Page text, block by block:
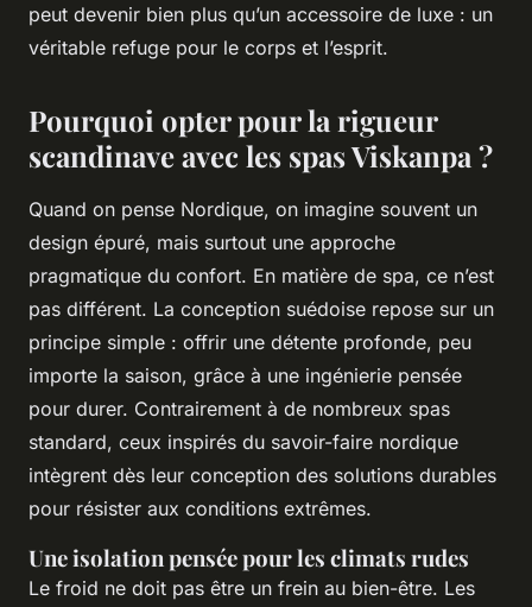
peut devenir bien plus qu’un accessoire de luxe : un
véritable refuge pour le corps et l’esprit.
Pourquoi opter pour la rigueur
scandinave avec les spas Viskanpa ?
Quand on pense Nordique, on imagine souvent un
design épuré, mais surtout une approche
pragmatique du confort. En matière de spa, ce n’est
pas différent. La conception suédoise repose sur un
principe simple : offrir une détente profonde, peu
importe la saison, grâce à une ingénierie pensée
pour durer. Contrairement à de nombreux spas
standard, ceux inspirés du savoir-faire nordique
intègrent dès leur conception des solutions durables
pour résister aux conditions extrêmes.
Une isolation pensée pour les climats rudes
Le froid ne doit pas être un frein au bien-être. Les